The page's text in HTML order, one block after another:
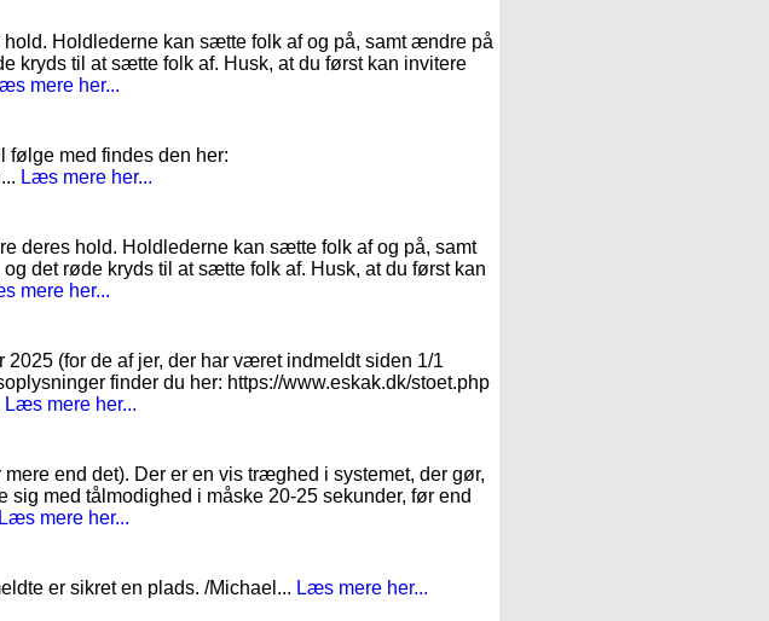
Holdlederne kan sætte folk af og på, samt ændre på
til at sætte folk af. Husk, at du først kan invitere
mere her...
følge med findes den her:
Læs mere her...
deres hold. Holdlederne kan sætte folk af og på, samt
det røde kryds til at sætte folk af. Husk, at du først kan
mere her...
(for de af jer, der har været indmeldt siden 1/1
finder du her: https://www.eskak.dk/stoet.php
Læs mere her...
end det). Der er en vis træghed i systemet, der gør,
med tålmodighed i måske 20-25 sekunder, før end
Læs mere her...
er sikret en plads. /Michael... Læs mere her...